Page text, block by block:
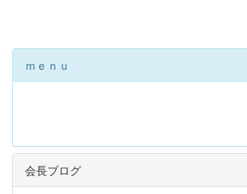
ｍｅｎｕ
会長ブログ